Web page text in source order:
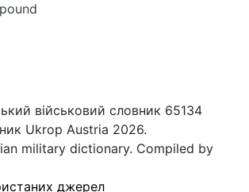
військовий словник 65134
Ukrop Austria 2026.
military dictionary. Compiled by
джерел